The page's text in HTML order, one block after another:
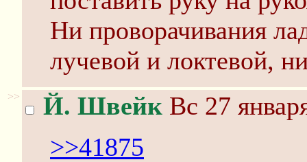
Ни проворачивания
лучевой и локтевой,
>> Й. Швейк Вс 27
>>41875